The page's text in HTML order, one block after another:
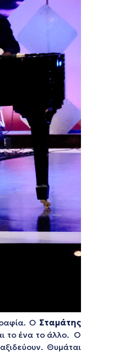
Ο Σταμάτης
το ένα το άλλο. Ο
Θυμάται